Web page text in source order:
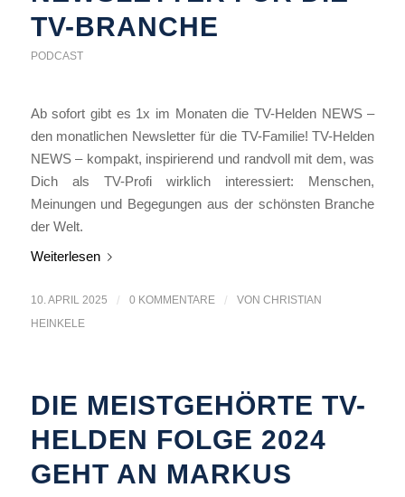
TV-BRANCHE
PODCAST
Ab sofort gibt es 1x im Monaten die TV-Helden NEWS –
den monatlichen Newsletter für die TV-Familie! TV-Helden
NEWS – kompakt, inspirierend und randvoll mit dem, was
Dich als TV-Profi wirklich interessiert: Menschen,
Meinungen und Begegungen aus der schönsten Branche
der Welt.
Weiterlesen
10. APRIL 2025 / 0 KOMMENTARE / VON CHRISTIAN
HEINKELE
DIE MEISTGEHÖRTE TV-
HELDEN FOLGE 2024
GEHT AN MARKUS